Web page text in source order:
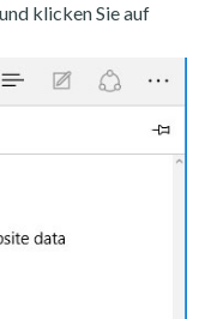
klicken Sie auf